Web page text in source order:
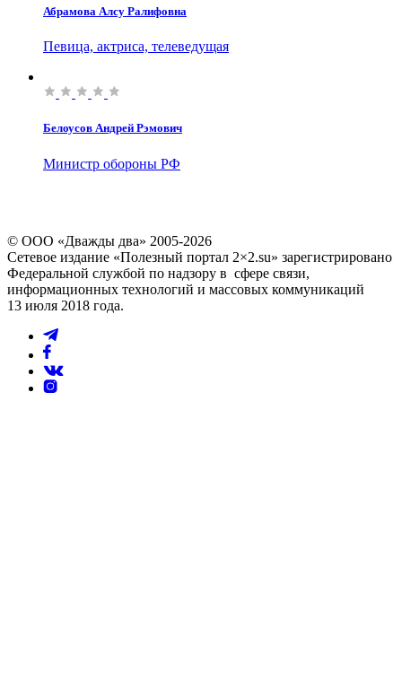
Абрамова Алсу Ралифовна
Певица, актриса, телеведущая
Белоусов Андрей Рэмович
Министр обороны РФ
© ООО «Дважды два» 2005-2026
Сетевое издание «Полезный портал 2×2.su» зарегистрировано
Федеральной службой по надзору в сфере связи,
информационных технологий и массовых коммуникаций
13 июля 2018 года.